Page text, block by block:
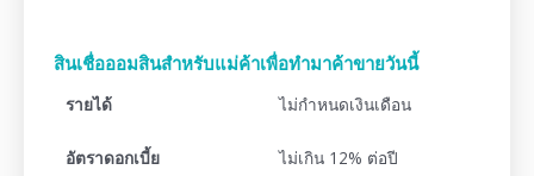
สินเชื่อออมสินสำหรับแม่ค้าเพื่อทำมาค้าขายวันนี้
รายได้ ไม่กำหนดเงินเดือน
อัตราดอกเบี้ย ไม่เกิน 12% ต่อปี